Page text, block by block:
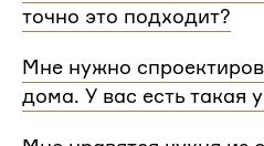
каждого этажа.
точно это подходит?
и учитываем все детали.
на нашем сайте может
Мне нужно
дома. У вас есть такая